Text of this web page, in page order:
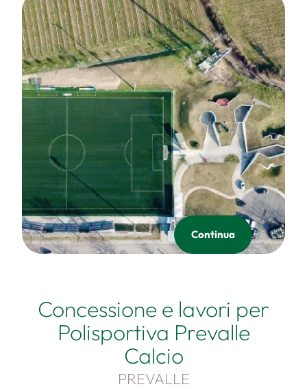
Continua
Concessione e lavori per
Polisportiva Prevalle
Calcio
PREVALLE